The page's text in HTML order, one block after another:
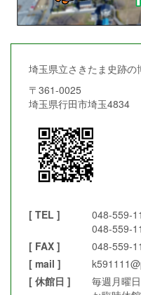
埼玉県立さきたま史跡の
〒361-0025
埼玉県行田市埼玉4834
[ TEL ]
048-559-
048-559-
[ FAX ]
048-559-
[ mail ]
[ 休館日 ]
毎週月曜